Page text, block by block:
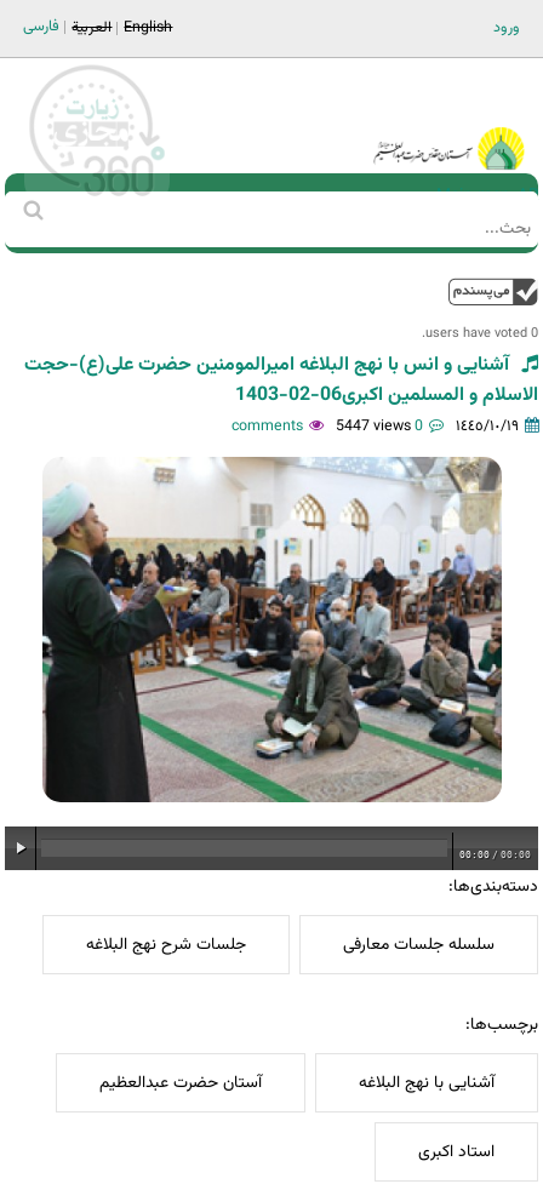
ورود فارسی العربية English
Main men-AR
استمارة
‏
0 users have voted.
آشنایی و انس با نهج البلاغه امیرالمومنین حضرت علی(ع)-حجت
الاسلام و المسلمین اکبری06-02-1403
١٤٤٥/١٠/١٩ 0 comments
5447 views
00:00 / 00:00
دسته‌بندی‌ها:
سلسله جلسات معارفی جلسات شرح نهج البلاغه
برچسب‌ها:
آشنایی با نهج البلاغه آستان حضرت عبدالعظیم
استاد اکبری